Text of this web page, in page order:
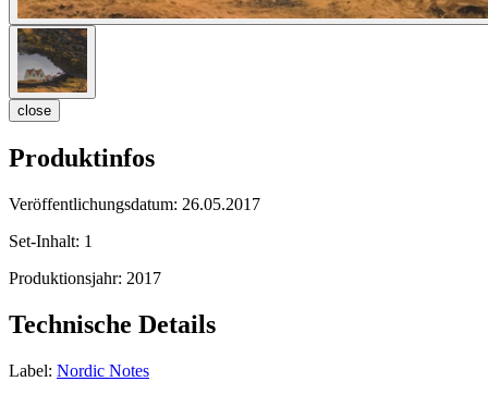
close
Produktinfos
Veröffentlichungsdatum: 26.05.2017
Set-Inhalt: 1
Produktionsjahr: 2017
Technische Details
Label: Nordic Notes